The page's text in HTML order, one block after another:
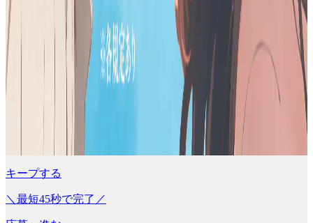
キープする
＼最短45秒で完了／